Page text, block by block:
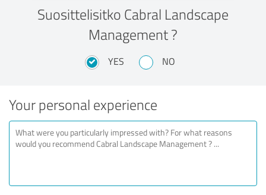
Suosittelisitko Cabral Landscape
Management ?
YES NO
Your personal experience